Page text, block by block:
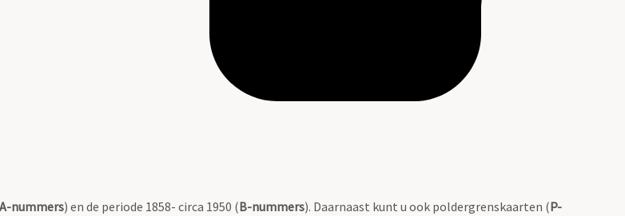
A-nummers) en de periode 1858- circa 1950 (B-nummers). Daarnaast kunt u ook poldergrenskaarten (P-